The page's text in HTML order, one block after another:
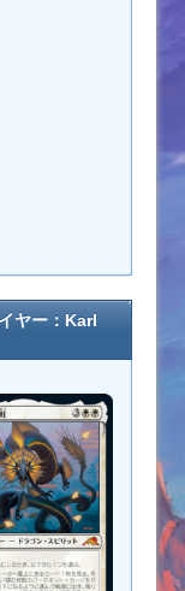
ヤー：Karl